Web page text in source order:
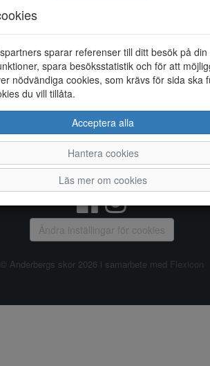
sparar referenser till ditt besök på
spara besöksstatistik och för att
nödvändiga cookies, som krävs för sida ska
du vill tillåta.
Acceptera alla
Hantera cookies
Läs mer om cookies
Ändra inställingar för cookies
© Anderbergs skor 2026 i samarbete med Flexicon